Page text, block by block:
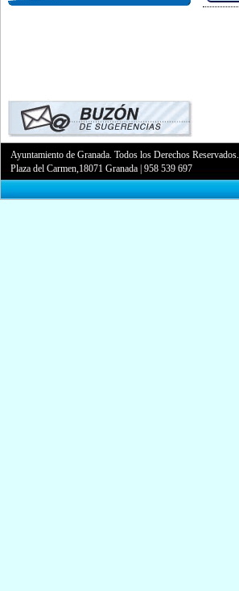
Ayuntamiento de Granada. Todos los Derechos Reservados.
Plaza del Carmen,18071 Granada |958 539 697